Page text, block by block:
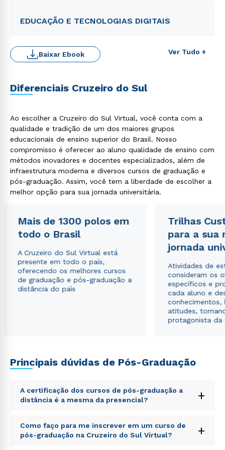
EDUCAÇÃO E TECNOLOGIAS DIGITAIS
Ver Tudo +
Baixar Ebook
Diferenciais Cruzeiro do Sul
Ao escolher a Cruzeiro do Sul Virtual, você conta com a
qualidade e tradição de um dos maiores grupos
educacionais de ensino superior do Brasil. Nosso
compromisso é oferecer ao aluno qualidade de ensino com
métodos inovadores e docentes especializados, além de
infraestrutura moderna e diversos cursos de graduação e
pós-graduação. Assim, você tem a liberdade de escolher a
melhor opção para sua jornada universitária.
Mais de 1300 polos em
todo o Brasil
A Cruzeiro do Sul Virtual está
presente em todo o país,
oferecendo os melhores cursos
de graduação e pós-graduação a
distância do país
Trilhas
para a sua
jornada
Atividades de
consideram os
específicos e
cada aluno e
conhecimentos,
atitudes,
protagonista da
Principais dúvidas de Pós-Graduação
A certificação dos cursos de pós-graduação a
distância é a mesma da presencial?
+
Sed ut perspiciatis unde omnis iste natus error sit
voluptatem accusantium doloremque laudantium,
totam rem aperiam, eaque ipsa quae ab illo inventore
Como faço para me inscrever em um curso de
pós-graduação na Cruzeiro do Sul Virtual?
+
Rápido e fácil
WhatsApp
ou
Política de Privacidade.e
autorizo que meus dados sejam utilizados para o
envio de conteúdos da Cruzeiro do Sul.